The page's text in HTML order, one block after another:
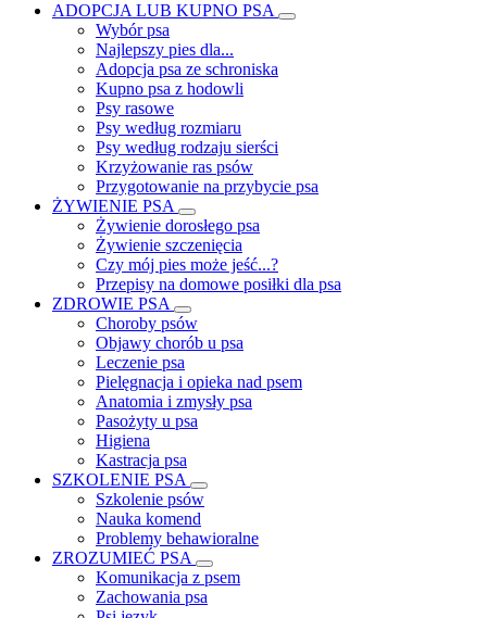
ADOPCJA LUB KUPNO PSA
Wybór psa
Najlepszy pies dla...
Adopcja psa ze schroniska
Kupno psa z hodowli
Psy rasowe
Psy według rozmiaru
Psy według rodzaju sierści
Krzyżowanie ras psów
Przygotowanie na przybycie psa
ŻYWIENIE PSA
Żywienie dorosłego psa
Żywienie szczenięcia
Czy mój pies może jeść...?
Przepisy na domowe posiłki dla psa
ZDROWIE PSA
Choroby psów
Objawy chorób u psa
Leczenie psa
Pielęgnacja i opieka nad psem
Anatomia i zmysły psa
Pasożyty u psa
Higiena
Kastracja psa
SZKOLENIE PSA
Szkolenie psów
Nauka komend
Problemy behawioralne
ZROZUMIEĆ PSA
Komunikacja z psem
Zachowania psa